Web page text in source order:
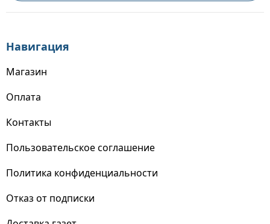
Навигация
Магазин
Оплата
Контакты
Пользовательское соглашение
Политика конфиденциальности
Отказ от подписки